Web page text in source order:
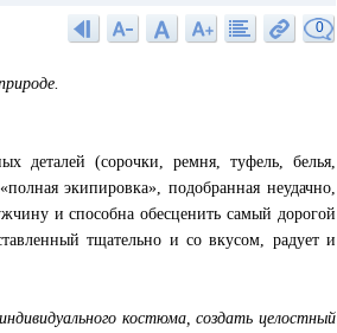
0
деталей (сорочки, ремня, туфель, белья,
экипировка», подобранная неудачно,
и способна обесценить самый дорогой
тщательно и со вкусом, радует и
костюма, создать целостный